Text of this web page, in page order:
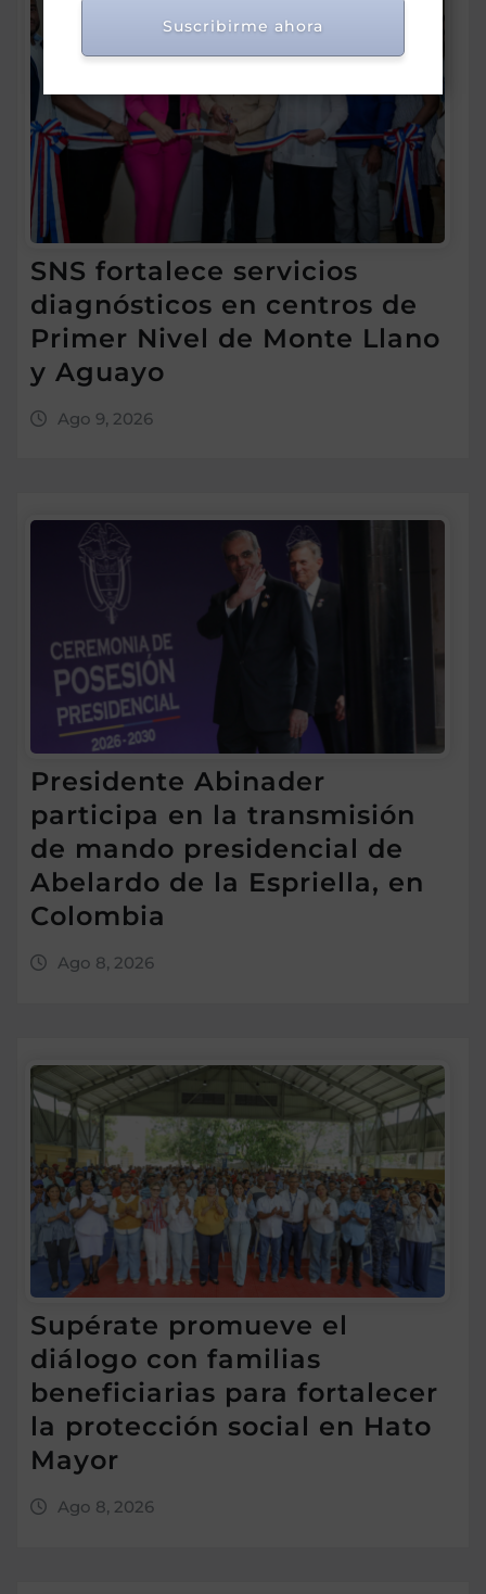
SNS fortalece servicios
diagnósticos en centros de
Primer Nivel de Monte Llano
y Aguayo
Ago 9, 2026
Presidente Abinader
participa en la transmisión
de mando presidencial de
Abelardo de la Espriella, en
Colombia
Ago 8, 2026
Supérate promueve el
diálogo con familias
beneficiarias para fortalecer
la protección social en Hato
Mayor
Ago 8, 2026
Suscribirme ahora